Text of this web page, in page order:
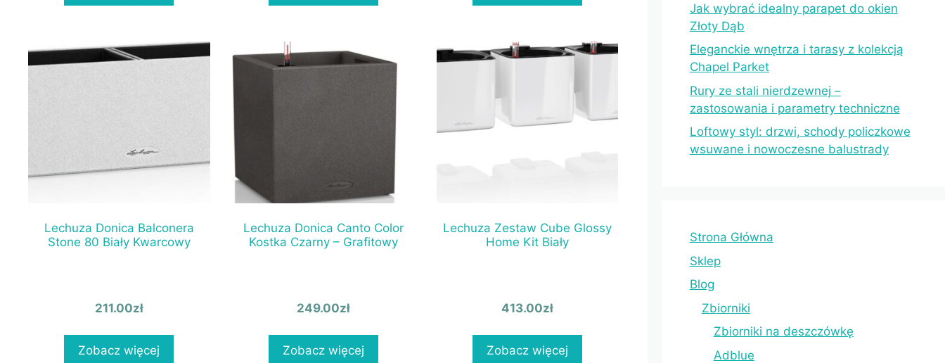
Lechuza Donica Balconera
Stone 80 Biały Kwarcowy
211.00zł
Zobacz więcej
Lechuza Donica Canto Color
Kostka Czarny – Grafitowy
249.00zł
Zobacz więcej
Lechuza Zestaw Cube Glossy
Home Kit Biały
413.00zł
Zobacz więcej
Jak wybrać idealny parapet do okien
Złoty Dąb
Eleganckie wnętrza i tarasy z kolekcją
Chapel Parket
Rury ze stali nierdzewnej –
zastosowania i parametry techniczne
Loftowy styl: drzwi, schody policzkowe
wsuwane i nowoczesne balustrady
Strona Główna
Sklep
Blog
Zbiorniki
Zbiorniki na deszczówkę
Adblue